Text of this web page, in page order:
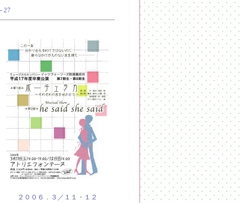
27
２００６．３／１１・１２